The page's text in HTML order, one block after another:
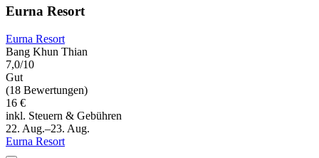
Eurna Resort
Eurna Resort
Bang Khun Thian
7,0/10
Gut
(18 Bewertungen)
16 €
inkl. Steuern & Gebühren
22. Aug.–23. Aug.
Eurna Resort